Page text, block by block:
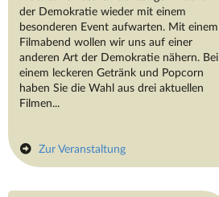
der Demokratie wieder mit einem
besonderen Event aufwarten. Mit einem
Filmabend wollen wir uns auf einer
anderen Art der Demokratie nähern. Bei
einem leckeren Getränk und Popcorn
haben Sie die Wahl aus drei aktuellen
Filmen...
Zur Veranstaltung